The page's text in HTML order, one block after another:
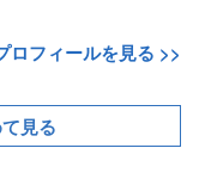
ロフィールを見る >>
見る